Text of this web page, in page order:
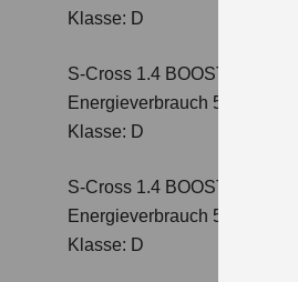
Klasse: D
S-Cross 1.4 BOOSTERJET
Energieverbrauch 5,6 l/100
Klasse: D
S-Cross 1.4 BOOSTERJET
Energieverbrauch 5,7 l/100
Klasse: D